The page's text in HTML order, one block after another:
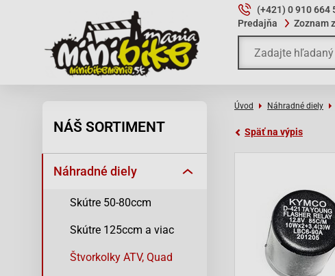
(+421) 0 910 664
Predajňa
Zoznam
NÁŠ SORTIMENT
Náhradné diely
Skútre 50-80ccm
Skútre 125ccm a viac
Štvorkolky ATV, Quad
Úvod Náhradné diely
Späť na výpis